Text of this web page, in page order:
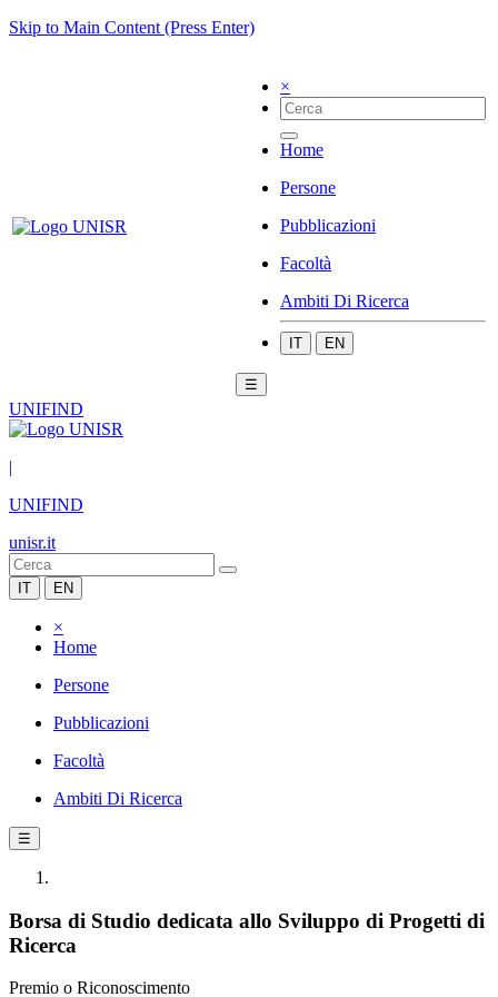
Skip to Main Content (Press Enter)
×
Home
Persone
Pubblicazioni
Facoltà
Ambiti Di Ricerca
IT EN
☰
UNIFIND
|
UNIFIND
unisr.it
IT EN
×
Home
Persone
Pubblicazioni
Facoltà
Ambiti Di Ricerca
☰
Borsa di Studio dedicata allo Sviluppo di Progetti di
Ricerca
Premio o Riconoscimento